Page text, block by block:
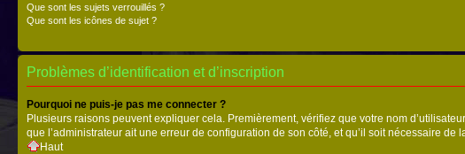
Que sont les sujets verrouillés ?
Que sont les icônes de sujet ?
Problèmes d’identification et d’inscription
Pourquoi ne puis-je pas me connecter ?
Plusieurs raisons peuvent expliquer cela. Premièrement, vérifiez que votre nom
que l’administrateur ait une erreur de configuration de son côté, et qu’il soit nécessaire de
Haut